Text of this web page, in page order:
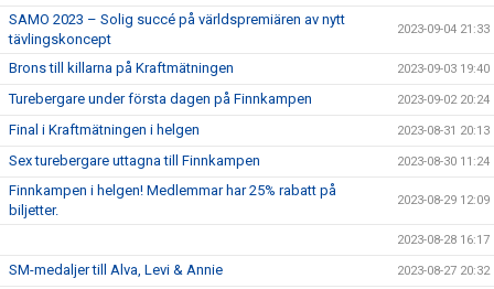
SAMO 2023 – Solig succé på världspremiären av nytt
tävlingskoncept
2023-09-04 21:33
Brons till killarna på Kraftmätningen 2023-09-03 19:40
Turebergare under första dagen på Finnkampen 2023-09-02 20:24
Final i Kraftmätningen i helgen 2023-08-31 20:13
Sex turebergare uttagna till Finnkampen 2023-08-30 11:24
Finnkampen i helgen! Medlemmar har 25% rabatt på
biljetter.
2023-08-29 12:09
2023-08-28 16:17
SM-medaljer till Alva, Levi & Annie 2023-08-27 20:32